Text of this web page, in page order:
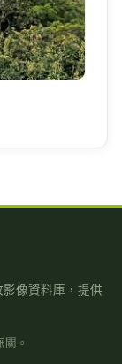
像資料庫，提供
。